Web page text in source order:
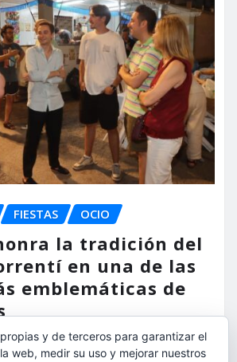
FIESTAS OCIO
la tradición del
en una de las
emblemáticas de
Ago 7, 2026
y de terceros para garantizar el
web, medir su uso y mejorar nuestros